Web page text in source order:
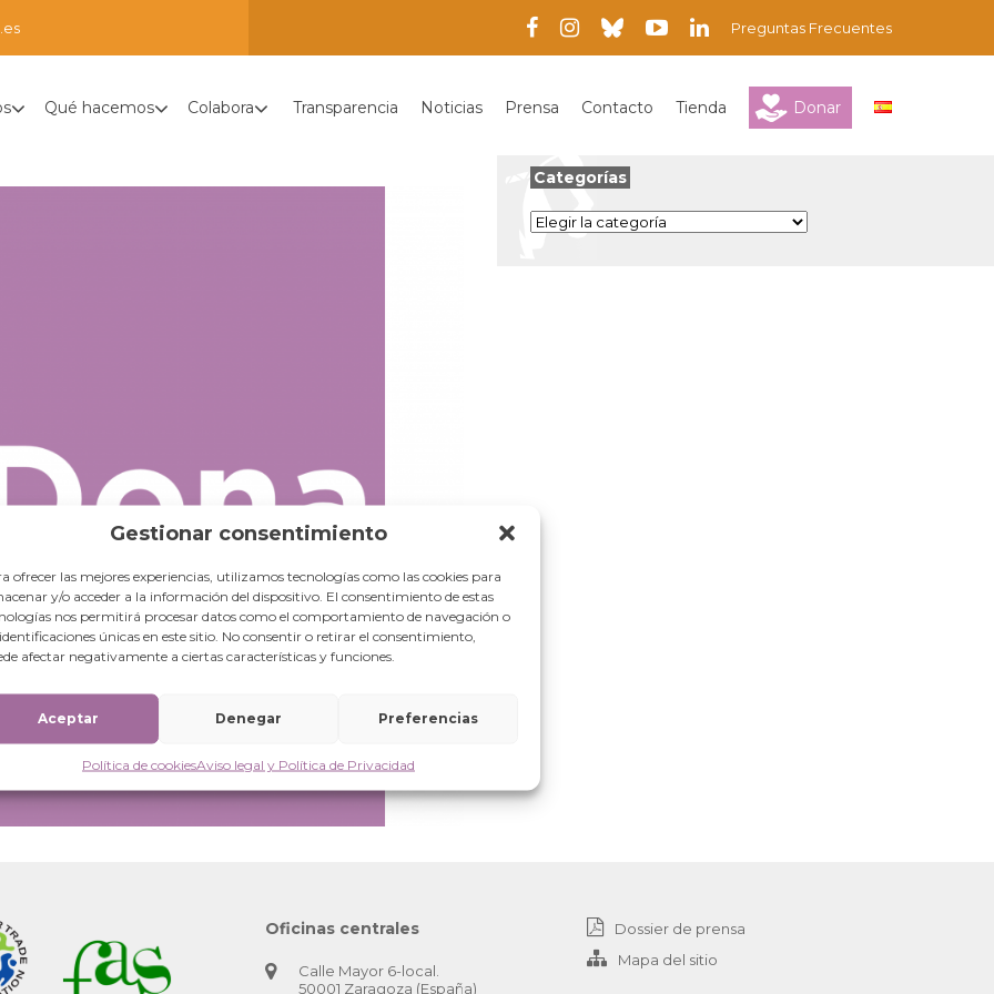
Gestionar consentimiento
ofrecer las mejores experiencias, utilizamos tecnologías como las cookies para
y/o acceder a la información del dispositivo. El consentimiento de estas
nos permitirá procesar datos como el comportamiento de navegación o
únicas en este sitio. No consentir o retirar el consentimiento,
afectar negativamente a ciertas características y funciones.
Aceptar Denegar Preferencias
Política de cookiesAviso legal y Política de Privacidad
Preguntas Frecuentes
Qué hacemos Colabora Transparencia Noticias Prensa Contacto Tienda Donar
Categorías
Categorías
Oficinas centrales
Calle Mayor 6-local.
50001 Zaragoza (España)
Dossier de prensa
Mapa del sitio